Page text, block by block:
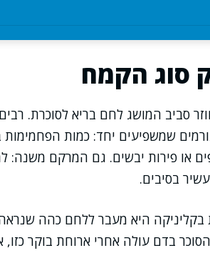
סוג הקמח
סביב המושג לחם בריא לסוכרת.
שמשפיעים יחד: כמות הפחמימות
או פירות יבשים. גם המרקם משנה:
בסיבים.
היא מעבר ללחם כהה
בדם עולה אחרי ארוחת בוקר כזו,